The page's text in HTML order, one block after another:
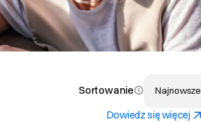
Sortowanie Najnowsze
Dowiedz się więcej